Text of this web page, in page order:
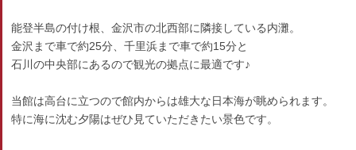
能登半島の付け根、金沢市の北西部に隣接している内灘。
金沢まで車で約25分、千里浜まで車で約15分と
石川の中央部にあるので観光の拠点に最適です♪
当館は高台に立つので館内からは雄大な日本海が眺められます。
特に海に沈む夕陽はぜひ見ていただきたい景色です。